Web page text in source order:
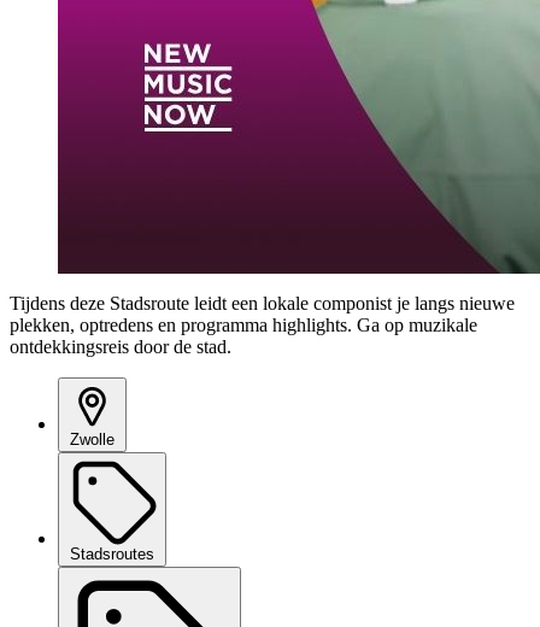
Tijdens deze Stadsroute leidt een lokale componist je langs nieuwe
plekken, optredens en programma highlights. Ga op muzikale
ontdekkingsreis door de stad.
Zwolle
Stadsroutes